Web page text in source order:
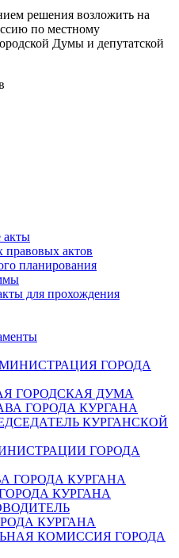
решения возложить на
по местному
Думы и депутатской
акты
актов
планирования
для прохождения
ГОРОДА
ГОРОДСКАЯ ДУМА
ГОРОДА КУРГАНА
КУРГАНСКОЙ
ГОРОДА
ГОРОДА КУРГАНА
КУРГАНА
КУРГАНА
КОМИССИЯ ГОРОДА